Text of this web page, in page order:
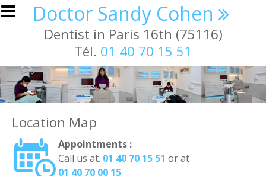
Skip to main content
Doctor Sandy Cohen
Dentist in Paris 16th (75116)
Tél. 01 40 70 15 51
Location Map
Appointments :
Call us at. 01 40 70 15 51 or at
01 40 70 00 15